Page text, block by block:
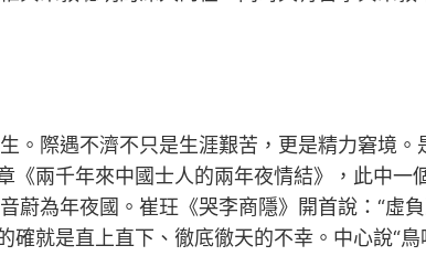
。際遇不濟不只是生涯艱苦，更是精力窘境
兩千年來中國士人的兩年夜情結》，此中一
蔚為年夜國。崔玨《哭李商隱》開首說：“虛
就是直上直下、徹底徹天的不幸。中心說“